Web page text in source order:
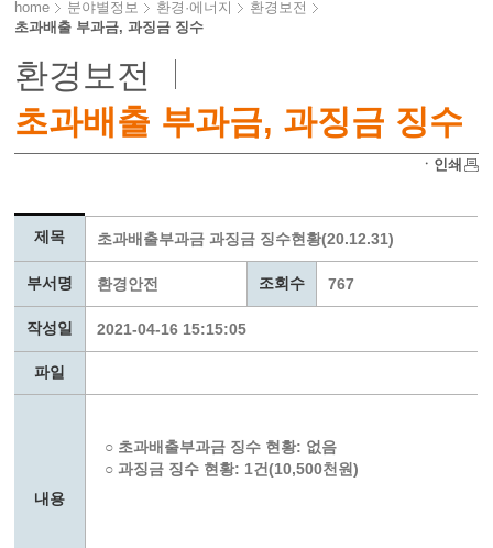
home 분야별정보 환경·에너지
환경보전
초과배출 부과금, 과징금 징수
환경보전
초과배출 부과금, 과징금 징수
ㆍ인쇄
제목 초과배출부과금 과징금 징수현황(20.12.31)
부서명 환경안전 조회수 767
작성일 2021-04-16 15:15:05
파일
내용
○ 초과배출부과금 징수 현황: 없음
○ 과징금 징수 현황: 1건(10,500천원)